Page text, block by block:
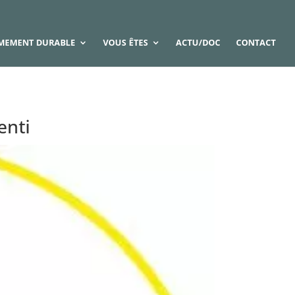
DURABLE VOUS ÊTES ACTU/DOC CONTACT